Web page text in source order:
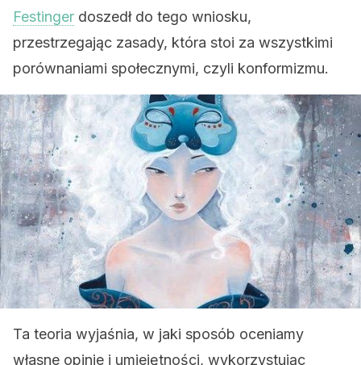
Festinger doszedł do tego wniosku,
przestrzegając zasady, która stoi za wszystkimi
porównaniami społecznymi, czyli konformizmu.
Ta teoria wyjaśnia, w jaki sposób oceniamy
własne opinie i umiejętności, wykorzystując